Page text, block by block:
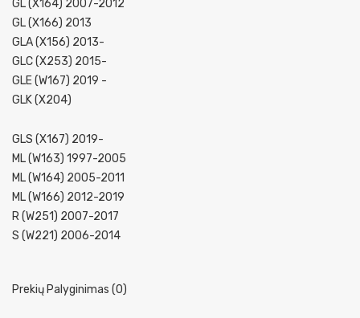
GL (X164) 2007-2012
GL (X166) 2013
GLA (X156) 2013-
GLC (X253) 2015-
GLE (W167) 2019 -
GLK (X204)
GLS (X167) 2019-
ML (W163) 1997-2005
ML (W164) 2005-2011
ML (W166) 2012-2019
R (W251) 2007-2017
S (W221) 2006-2014
Prekių Palyginimas (0)